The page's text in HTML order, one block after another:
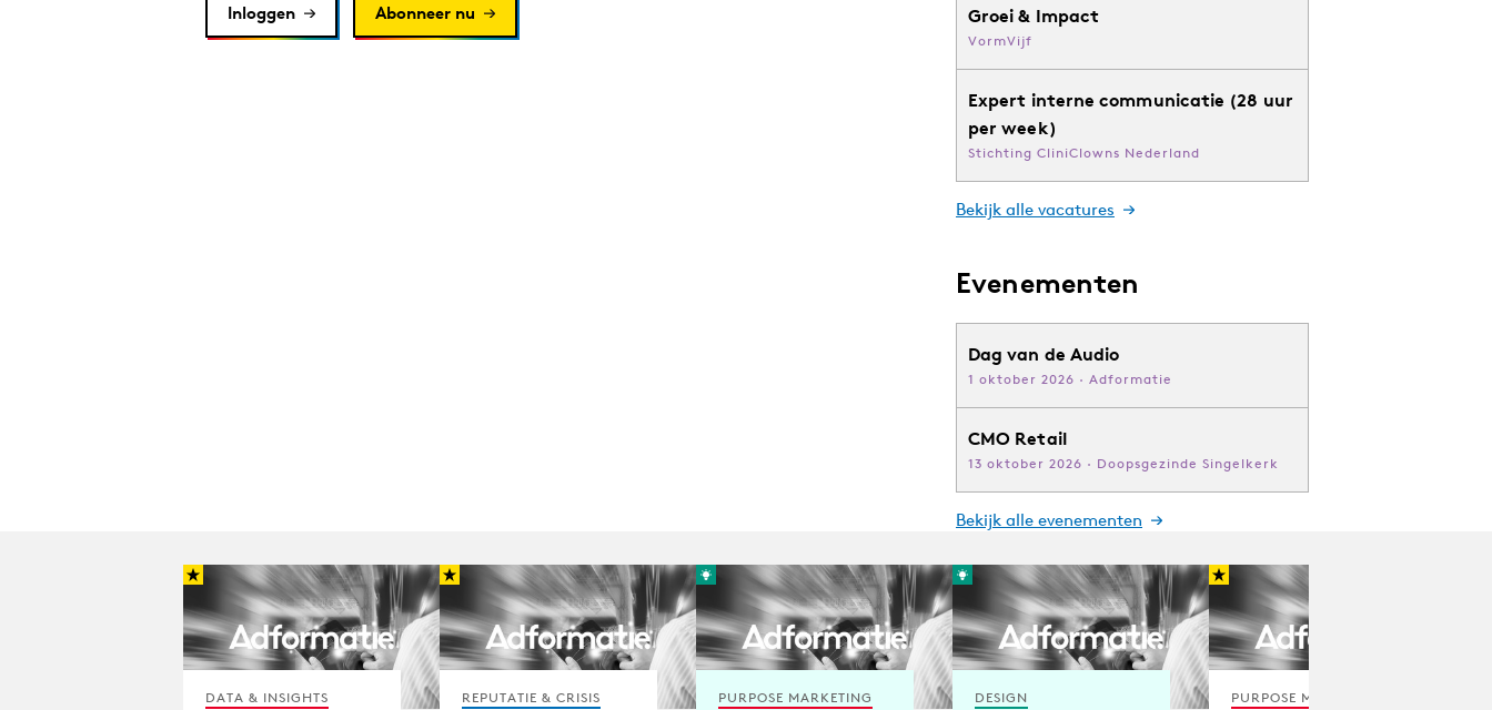
Inloggen Abonneer nu
Groei & Impact
VormVijf
Expert interne communicatie (28 uur
per week)
Stichting CliniClowns Nederland
Bekijk alle vacatures
Evenementen
Dag van de Audio
1 oktober 2026 · Adformatie
CMO Retail
13 oktober 2026 · Doopsgezinde Singelkerk
Bekijk alle evenementen
DATA & INSIGHTS REPUTATIE & CRISIS PURPOSE MARKETING DESIGN PURPOSE MARKETING